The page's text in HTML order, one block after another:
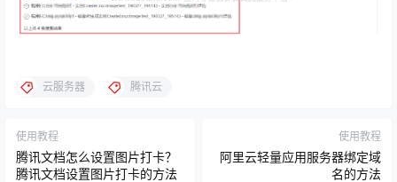
云服务器 腾讯云
使用教程
腾讯文档怎么设置图片打卡？
腾讯文档设置图片打卡的方法
使用教程
阿里云轻量应用服务器绑定域
名的方法